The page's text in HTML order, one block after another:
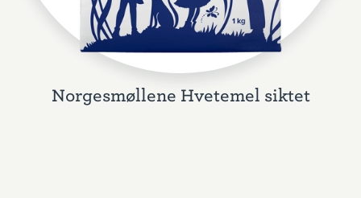
Norgesmøllene Hvetemel siktet